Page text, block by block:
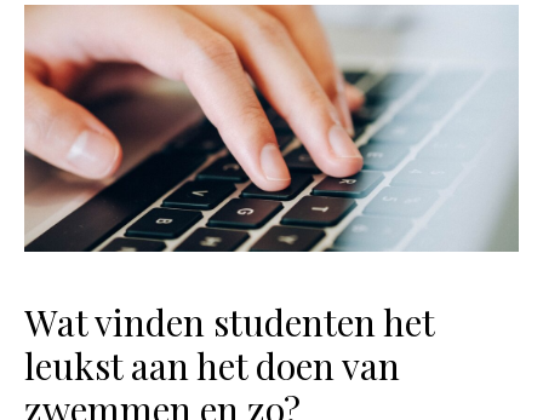
Wat vinden studenten het
leukst aan het doen van
zwemmen en zo?